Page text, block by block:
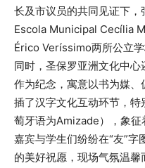
长及市议员的共同见证下
Escola Municipal Cecília
Érico Veríssimo两所公立学
同时，圣保罗亚洲文化中
作为纪念，寓意以书为媒
插了汉字文化互动环节，特
萄牙语为Amizade），象征
嘉宾与学生们纷纷在“友”
的美好祝愿，现场气氛温馨